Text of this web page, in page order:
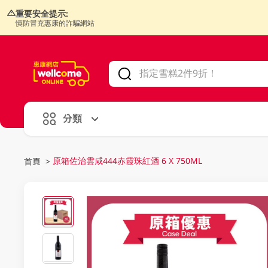
重要安全提示:
慎防冒充惠康的詐騙網站
分類
首頁 > 原箱佐治雲咸444赤霞珠紅酒 6 X 750ML